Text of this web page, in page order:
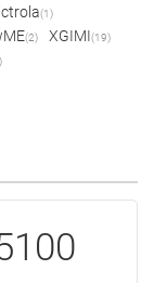
(1)
(2) XGIMI(19)